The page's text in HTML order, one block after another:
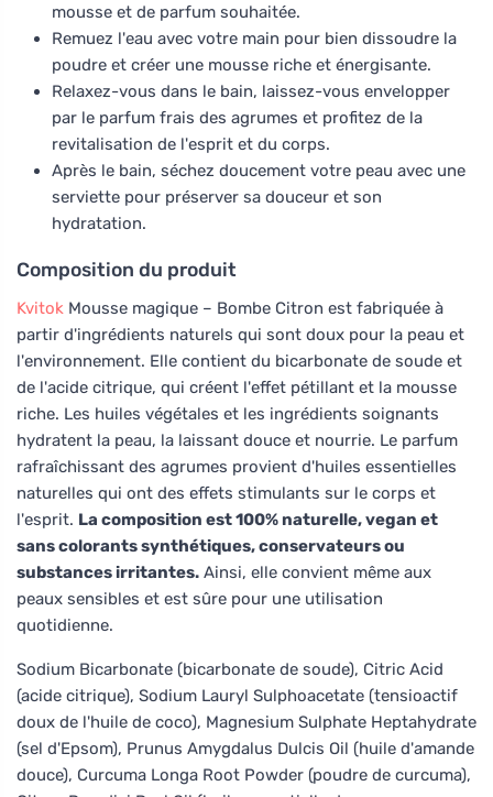
mousse et de parfum souhaitée.
Remuez l'eau avec votre main pour bien dissoudre la
poudre et créer une mousse riche et énergisante.
Relaxez-vous dans le bain, laissez-vous envelopper
par le parfum frais des agrumes et profitez de la
revitalisation de l'esprit et du corps.
Après le bain, séchez doucement votre peau avec une
serviette pour préserver sa douceur et son
hydratation.
Composition du produit
Kvitok Mousse magique – Bombe Citron est fabriquée à
partir d'ingrédients naturels qui sont doux pour la peau et
l'environnement. Elle contient du bicarbonate de soude et
de l'acide citrique, qui créent l'effet pétillant et la mousse
riche. Les huiles végétales et les ingrédients soignants
hydratent la peau, la laissant douce et nourrie. Le parfum
rafraîchissant des agrumes provient d'huiles essentielles
naturelles qui ont des effets stimulants sur le corps et
l'esprit. La composition est 100% naturelle, vegan et
sans colorants synthétiques, conservateurs ou
substances irritantes. Ainsi, elle convient même aux
peaux sensibles et est sûre pour une utilisation
quotidienne.
Sodium Bicarbonate (bicarbonate de soude), Citric Acid
(acide citrique), Sodium Lauryl Sulphoacetate (tensioactif
doux de l'huile de coco), Magnesium Sulphate Heptahydrate
(sel d'Epsom), Prunus Amygdalus Dulcis Oil (huile d'amande
douce), Curcuma Longa Root Powder (poudre de curcuma),